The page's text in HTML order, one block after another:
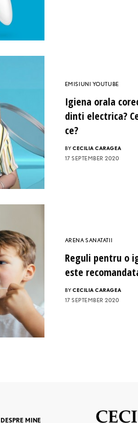
EMISIUNI YOUTUBE
Igiena orala
dinti electrica?
ce?
BY CECILIA CARAGEA
17 SEPTEMBER 2020
ARENA SANATATII
Reguli pentru o
este
BY CECILIA CARAGEA
17 SEPTEMBER 2020
DESPRE MINE